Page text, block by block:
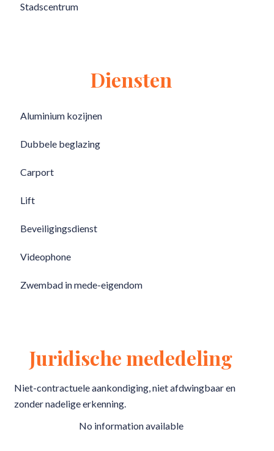
Stadscentrum
Diensten
Aluminium kozijnen
Dubbele beglazing
Carport
Lift
Beveiligingsdienst
Videophone
Zwembad in mede-eigendom
Juridische mededeling
Niet-contractuele aankondiging, niet afdwingbaar en
zonder nadelige erkenning.
No information available